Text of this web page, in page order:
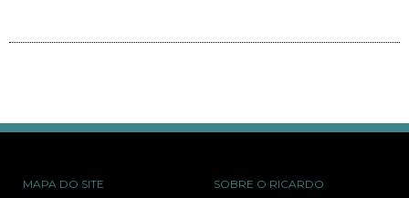
MAPA DO SITE SOBRE O RICARDO